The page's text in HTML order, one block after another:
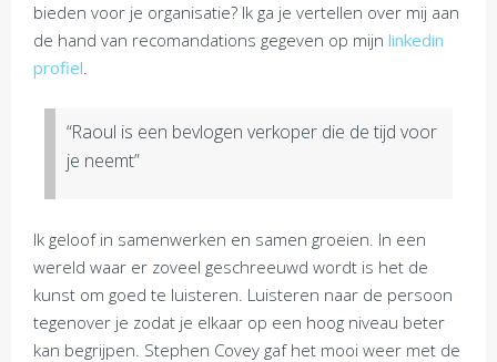
bieden voor je organisatie? Ik ga je vertellen over mij aan
de hand van recomandations gegeven op mijn linkedin
profiel.
“Raoul is een bevlogen verkoper die de tijd voor
je neemt”
Ik geloof in samenwerken en samen groeien. In een
wereld waar er zoveel geschreeuwd wordt is het de
kunst om goed te luisteren. Luisteren naar de persoon
tegenover je zodat je elkaar op een hoog niveau beter
kan begrijpen. Stephen Covey gaf het mooi weer met de